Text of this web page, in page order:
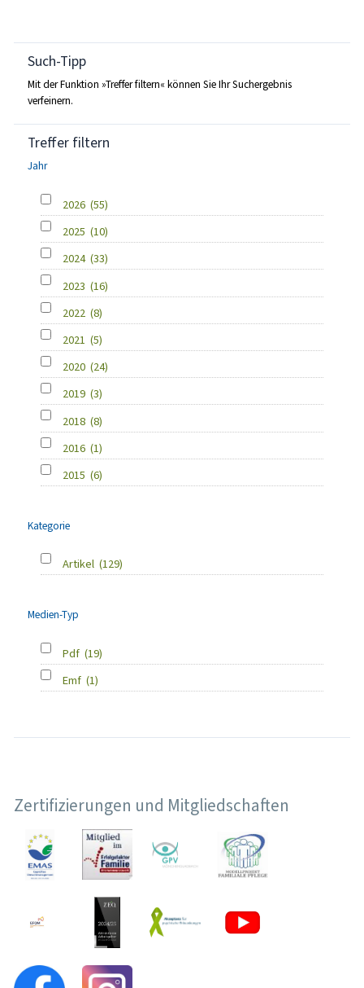
Such-Tipp
Mit der Funktion »Treffer filtern« können Sie Ihr Suchergebnis
verfeinern.
Treffer filtern
Jahr
2026 (55)
2025 (10)
2024 (33)
2023 (16)
2022 (8)
2021 (5)
2020 (24)
2019 (3)
2018 (8)
2016 (1)
2015 (6)
Kategorie
Artikel (129)
Medien-Typ
Pdf (19)
Emf (1)
Zertifizierungen und Mitgliedschaften